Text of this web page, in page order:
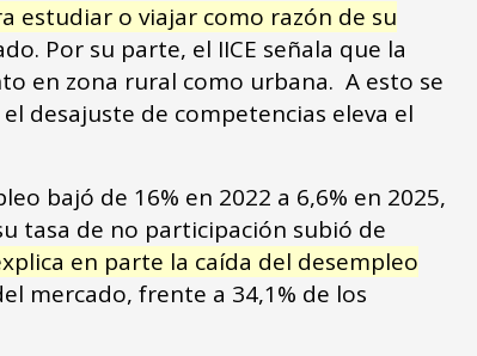
estudiar o viajar como razón de su
Por su parte, el IICE señala que la
en zona rural como urbana. A esto se
desajuste de competencias eleva el
bajó de 16% en 2022 a 6,6% en 2025,
tasa de no participación subió de
en parte la caída del desempleo
mercado, frente a 34,1% de los